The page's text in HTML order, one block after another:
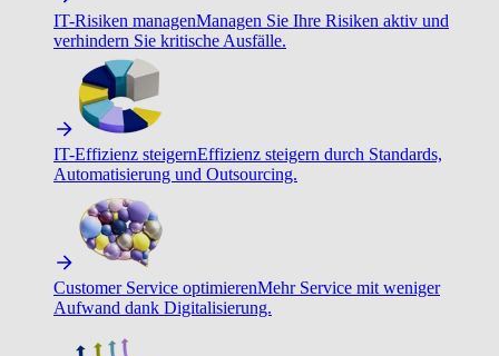
IT-Risiken managenManagen Sie Ihre Risiken aktiv und
verhindern Sie kritische Ausfälle.
IT-Effizienz steigernEffizienz steigern durch Standards,
Automatisierung und Outsourcing.
Customer Service optimierenMehr Service mit weniger
Aufwand dank Digitalisierung.